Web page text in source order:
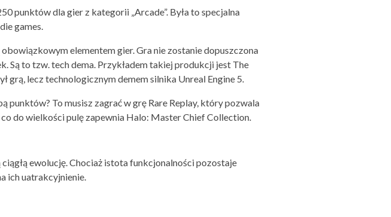
punktów dla gier z kategorii „Arcade”. Była to specjalna
games.
elementem gier. Gra nie zostanie dopuszczona
Są to tzw. tech dema. Przykładem takiej produkcji jest The
grą, lecz technologicznym demem silnika Unreal Engine 5.
punktów? To musisz zagrać w grę Rare Replay, który pozwala
do wielkości pulę zapewnia Halo: Master Chief Collection.
ewolucję. Chociaż istota funkcjonalności pozostaje
ich uatrakcyjnienie.